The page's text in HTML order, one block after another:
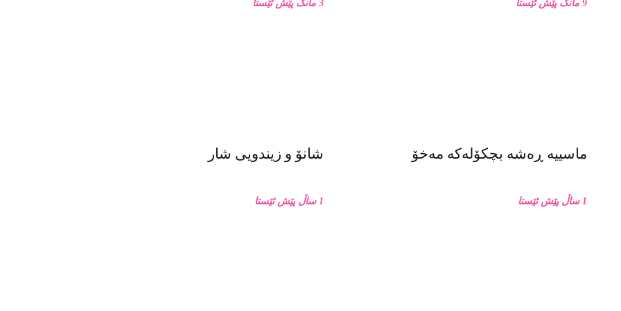
3 مانگ پێش ئێستا 9 مانگ پێش ئێستا
شانۆ و زیندویی شار
1 ساڵ پێش ئێستا
ماسییه ڕەشە بچکۆلەکە مەخۆ
1 ساڵ پێش ئێستا